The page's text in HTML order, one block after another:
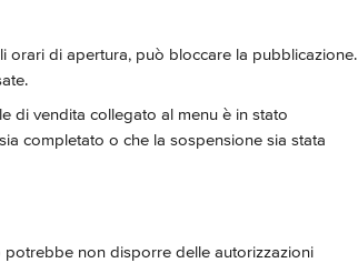
orari di apertura, può bloccare la pubblicazione.
di vendita collegato al menu è in stato
completato o che la sospensione sia stata
non disporre delle autorizzazioni